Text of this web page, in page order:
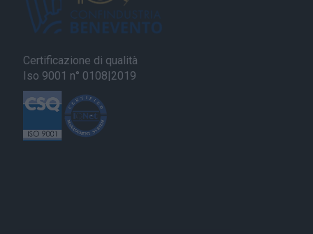
Certificazione di qualità
Iso 9001 n° 0108|2019